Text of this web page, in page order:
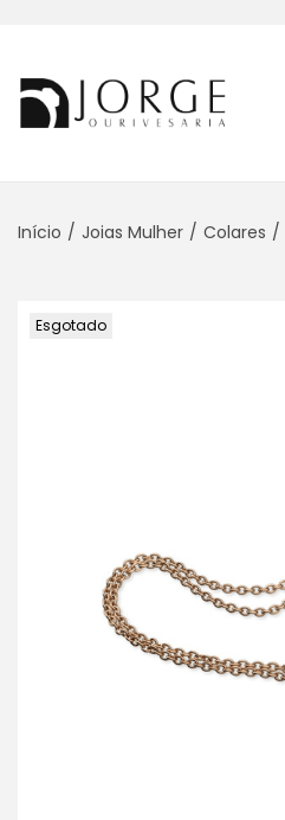
Início / Joias Mulher / Colares /
Esgotado